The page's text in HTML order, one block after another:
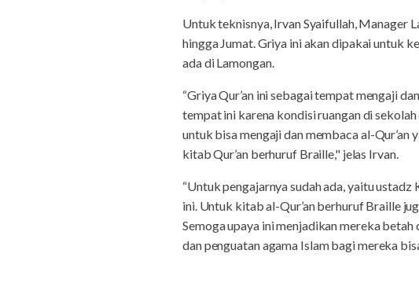
Untuk teknisnya, Irvan Syaifullah, Manager
hingga Jumat. Griya ini akan dipakai untuk
ada di Lamongan.
“Griya Qur’an ini sebagai tempat mengaji
tempat ini karena kondisi ruangan di
untuk bisa mengaji dan membaca al-
kitab Qur’an berhuruf Braille," jelas Irvan.
“Untuk pengajarnya sudah ada, yaitu
ini. Untuk kitab al-Qur’an berhuruf Braille
Semoga upaya ini menjadikan mereka betah
dan penguatan agama Islam bagi mereka